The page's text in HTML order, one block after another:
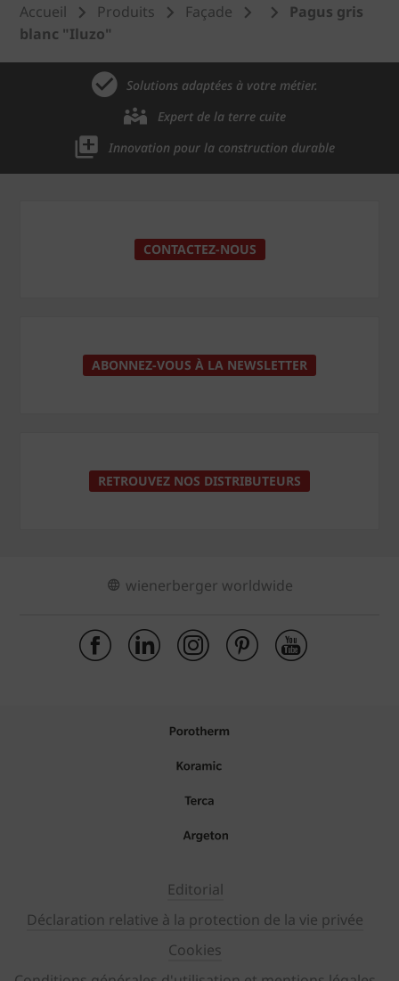
Accueil Produits Façade
Pagus gris
blanc "Iluzo"
Solutions adaptées à votre métier.
Expert de la terre cuite
Innovation pour la construction durable
CONTACTEZ-NOUS
ABONNEZ-VOUS À LA NEWSLETTER
RETROUVEZ NOS DISTRIBUTEURS
wienerberger worldwide
Editorial
Déclaration relative à la protection de la vie privée
Cookies